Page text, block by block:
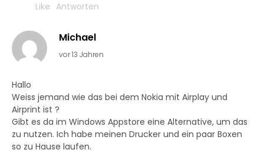
Like Antworten
Michael
vor 13 Jahren
Hallo
Weiss jemand wie das bei dem Nokia mit Airplay und
Airprint ist ?
Gibt es da im Windows Appstore eine Alternative, um das
zu nutzen. Ich habe meinen Drucker und ein paar Boxen
so zu Hause laufen.